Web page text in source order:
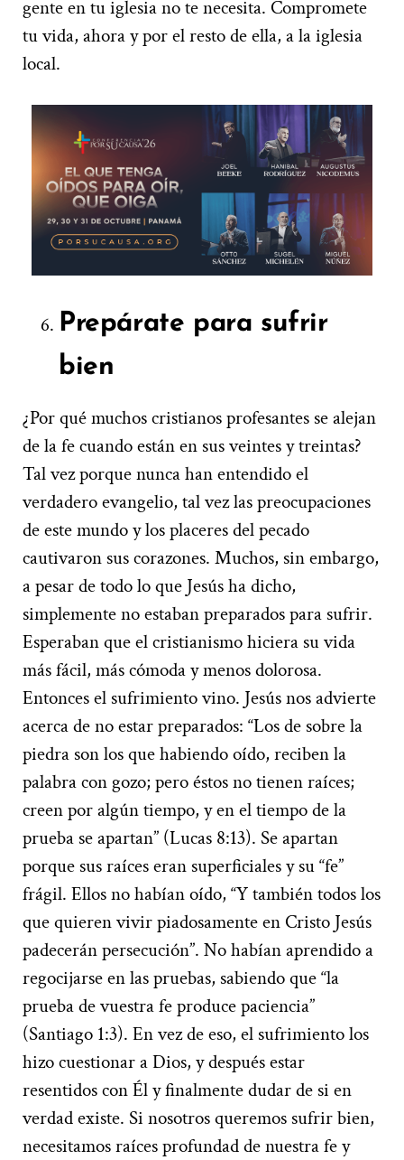
gente en tu iglesia no te necesita. Compromete
tu vida, ahora y por el resto de ella, a la iglesia
local.
Prepárate para sufrir
bien
¿Por qué muchos cristianos profesantes se alejan
de la fe cuando están en sus veintes y treintas?
Tal vez porque nunca han entendido el
verdadero evangelio, tal vez las preocupaciones
de este mundo y los placeres del pecado
cautivaron sus corazones. Muchos, sin embargo,
a pesar de todo lo que Jesús ha dicho,
simplemente no estaban preparados para sufrir.
Esperaban que el cristianismo hiciera su vida
más fácil, más cómoda y menos dolorosa.
Entonces el sufrimiento vino. Jesús nos advierte
acerca de no estar preparados: “Los de sobre la
piedra son los que habiendo oído, reciben la
palabra con gozo; pero éstos no tienen raíces;
creen por algún tiempo, y en el tiempo de la
prueba se apartan” (Lucas 8:13). Se apartan
porque sus raíces eran superficiales y su “fe”
frágil. Ellos no habían oído, “Y también todos los
que quieren vivir piadosamente en Cristo Jesús
padecerán persecución”. No habían aprendido a
regocijarse en las pruebas, sabiendo que “la
prueba de vuestra fe produce paciencia”
(Santiago 1:3). En vez de eso, el sufrimiento los
hizo cuestionar a Dios, y después estar
resentidos con Él y finalmente dudar de si en
verdad existe. Si nosotros queremos sufrir bien,
necesitamos raíces profundad de nuestra fe y